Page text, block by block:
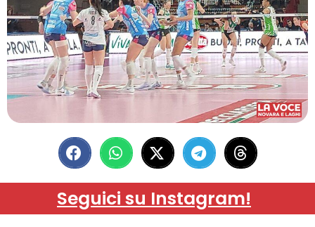
Seguici su Instagram!